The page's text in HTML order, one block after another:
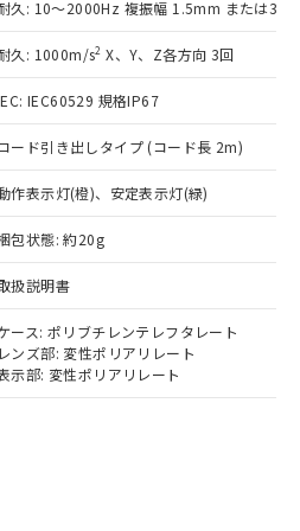
久: 10～2000Hz 複振幅 1.5mm または
久: 1000m/s2 X、Y、Z各方向 3回
IEC60529 規格IP67
ード引き出しタイプ (コード長 2m)
作表示灯(橙)、安定表示灯(緑)
包状態: 約20g
扱説明書
ース: ポリブチレンテレフタレート
レンズ部: 変性ポリアリレート
示部: 変性ポリアリレート
事業取扱商品の中には、
対象外となる商品もある
ください。
び標準価格照会結果は、
更新日時点での社内デー
成されるものであり、閲
での実際の在庫および標
なる場合があることをご
。
況および標準価格はお客
、またはお客様担当のオ
器販売店・当社販売員に
い。
機器販売店や当社販売拠
ットワーク
」をご確認
び標準価格結果を当社の
より、非含有部品として
品と判明した場合などや
とがあります。
）：
水銀(Hg) 1000ppm以下、 カド
、
以下、ポリ臭化ビフェニル
、ポリ臭化ジフェニルエーテル類
フタル酸ビス(2-エチルヘキシ
以下、フタル酸ジブチル
、フタル酸ジイソブチル
用監視および制御機器に対する
物質については閾値を超える意
確認しています。
料含有率が中国RoHSの
ことを示します。
す。当社販売部門へお問
値 (GB/T26572)：
水銀) : 1000ppm、 Cd(カドミウ
、 PBBs(ポリ臭化ビフェ
ポリ臭化ジフェニルエーテ
: 1000ppm、 DIBP(フタル酸ジ
、 BBP(フタル酸ブチルベンジ
期限
ら貴社製品のうち、外国
国貿易法に定める商品
貨物等」という）を輸出
の提供する場合は、日本
許可(または役務取引許
るなどの必要な手続きを
物を破棄する場合は、完
など、違法に輸出されな
手段を講じます。
品を、核兵器、ミサイ
、生物兵器またはその他
れらの製造装置等に一切
せん。
製品を第三者に販売する
上の在庫あり
は満たないが在庫あり
(最新の在庫状況につ
お客様のお取引先、ま
様担当のオムロン制御
店・当社販売員にご確